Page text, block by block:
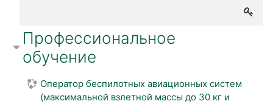
Профессиональное
обучение
Оператор беспилотных авиационных систем
(максимальной взлетной массы до 30 кг и